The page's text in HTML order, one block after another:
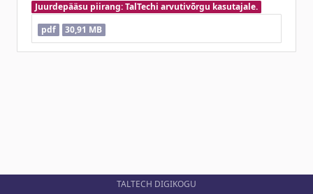
Juurdepääsu piirang: TalTechi arvutivõrgu kasutajale.
pdf
30,91 MB
TALTECH DIGIKOGU